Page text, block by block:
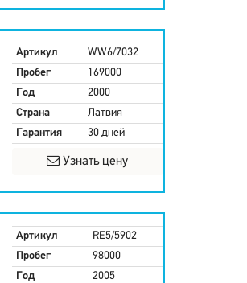
Артикул
WW6/7032
Пробег
169000
Год
2000
Страна
Латвия
Гарантия
30 дней
Узнать цену
Артикул
RE5/5902
Пробег
98000
Год
2005